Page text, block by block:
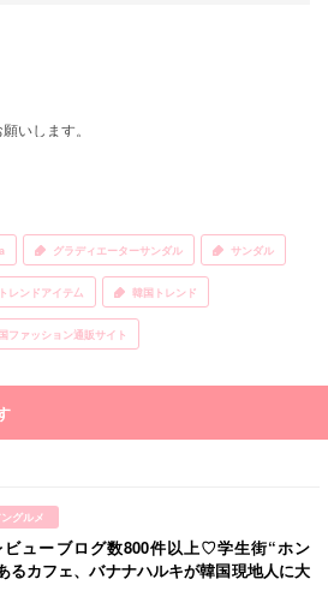
いします。
グラディエーターサンダル サンダル
トレンドアイテ厶 韓国トレンド
ファッション通販サイト
グルメ
ビューブログ数800件以上♡学生街“ホン
るカフェ、バナナハルキが韓国現地人に大